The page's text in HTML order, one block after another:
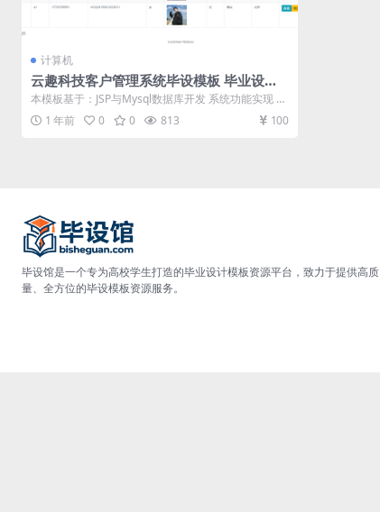
计算机
云趣科技客户管理系统毕设模板 毕业设计
模板及毕业论文与PPT、开题报告、任务书
本模板基于：JSP与Mysql数据库开发 系统功能实现 系
统实现部分就是将系统分...
1 年前 0 0 813 100
毕设馆是一个专为高校学生打造的毕业设计模板资源平台，致力于提供高质
量、全方位的毕设模板资源服务。